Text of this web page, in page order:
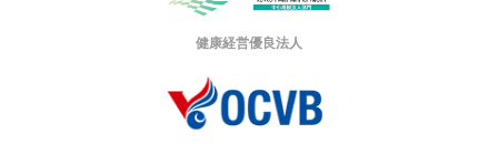
健康経営優良法人